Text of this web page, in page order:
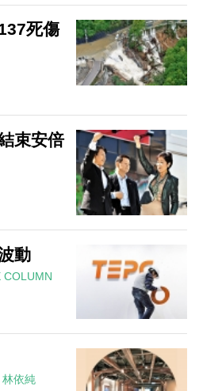
死傷
束安倍
動
COLUMN
林依純